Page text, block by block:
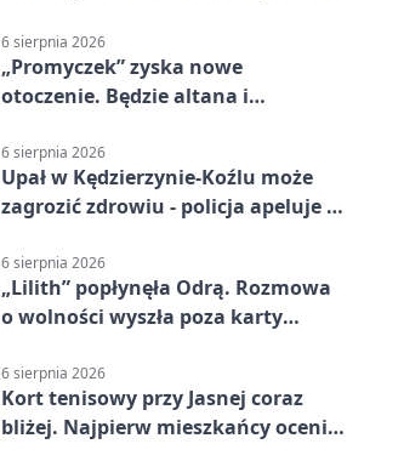
6 sierpnia 2026
„Promyczek” zyska nowe
otoczenie. Będzie altana i
6 sierpnia 2026
Upał w Kędzierzynie-Koźlu może
zagrozić zdrowiu - policja apeluje o
6 sierpnia 2026
„Lilith” popłynęła Odrą. Rozmowa
o wolności wyszła poza karty
6 sierpnia 2026
Kort tenisowy przy Jasnej coraz
bliżej. Najpierw mieszkańcy ocenią